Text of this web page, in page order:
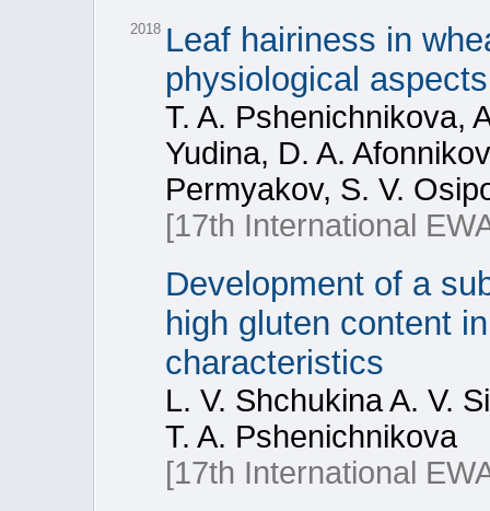
2018 Leaf hairiness in
physiological aspects
T. A. Pshenichnikova,
Yudina, D. A.
Permyakov, S. V.
[17th International
Development of a
high gluten content
characteristics
L. V. Shchukina A. V.
T. A. Pshenichnikova
[17th International